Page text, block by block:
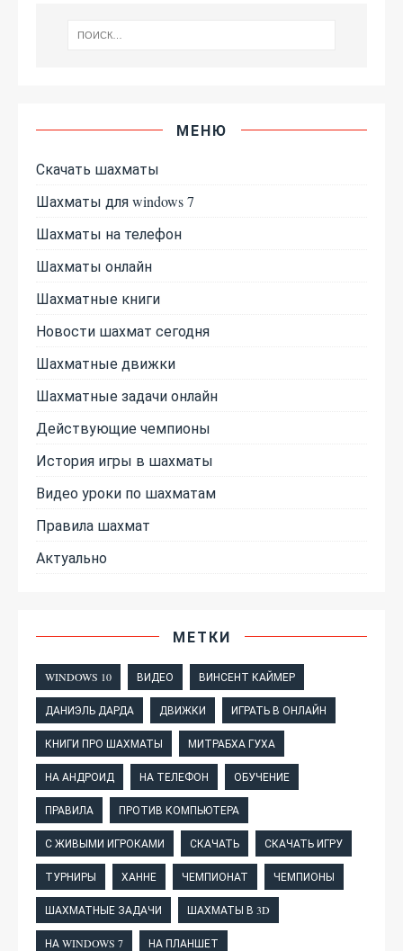
МЕНЮ
Скачать шахматы
Шахматы для windows 7
Шахматы на телефон
Шахматы онлайн
Шахматные книги
Новости шахмат сегодня
Шахматные движки
Шахматные задачи онлайн
Действующие чемпионы
История игры в шахматы
Видео уроки по шахматам
Правила шахмат
Актуально
МЕТКИ
WINDOWS 10 ВИДЕО ВИНСЕНТ КАЙМЕР
ДАНИЭЛЬ ДАРДА ДВИЖКИ ИГРАТЬ В ОНЛАЙН
КНИГИ ПРО ШАХМАТЫ МИТРАБХА ГУХА
НА АНДРОИД НА ТЕЛЕФОН ОБУЧЕНИЕ
ПРАВИЛА ПРОТИВ КОМПЬЮТЕРА
С ЖИВЫМИ ИГРОКАМИ СКАЧАТЬ СКАЧАТЬ ИГРУ
ТУРНИРЫ ХАННЕ ЧЕМПИОНАТ ЧЕМПИОНЫ
ШАХМАТНЫЕ ЗАДАЧИ ШАХМАТЫ В 3D
НА WINDOWS 7 НА ПЛАНШЕТ